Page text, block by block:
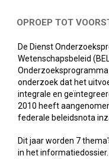
OPROEP TOT
De Dienst
Wetenschapsbeleid
onderzoek dat het
integrale en
2010 heeft
federale beleidsnota
Dit jaar worden 7
in het